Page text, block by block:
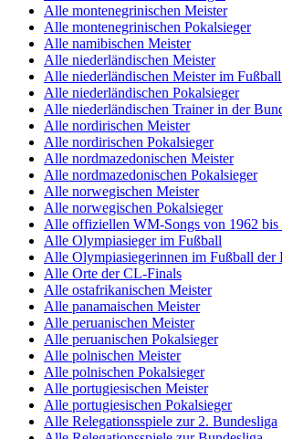
Alle montenegrinischen Meister
Alle montenegrinischen Pokalsieger
Alle namibischen Meister
Alle niederländischen Meister
Alle niederländischen Meister im
Alle niederländischen Pokalsieger
Alle niederländischen Trainer in der
Alle nordirischen Meister
Alle nordirischen Pokalsieger
Alle nordmazedonischen Meister
Alle nordmazedonischen Pokalsieger
Alle norwegischen Meister
Alle norwegischen Pokalsieger
Alle offiziellen WM-Songs von 1962 bis
Alle Olympiasieger im Fußball
Alle Olympiasiegerinnen im Fußball der
Alle Orte der CL-Finals
Alle ostafrikanischen Meister
Alle panamaischen Meister
Alle peruanischen Meister
Alle peruanischen Pokalsieger
Alle polnischen Meister
Alle polnischen Pokalsieger
Alle portugiesischen Meister
Alle portugiesischen Pokalsieger
Alle Relegationsspiele zur 2. Bundesliga